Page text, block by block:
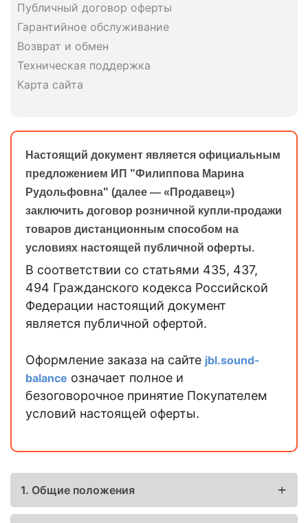
Публичный договор оферты
Гарантийное обслуживание
Возврат и обмен
Техническая поддержка
Карта сайта
Настоящий документ является официальным
предложением ИП "Филиппова Марина
Рудольфовна" (далее — «Продавец»)
заключить договор розничной купли-продажи
товаров дистанционным способом на
условиях настоящей публичной оферты.
В соответствии со статьями 435, 437,
494 Гражданского кодекса Российской
Федерации настоящий документ
является публичной офертой.
Оформление заказа на сайте jbl.sound-
balance означает полное и
безоговорочное принятие Покупателем
условий настоящей оферты.
1. Общие положения